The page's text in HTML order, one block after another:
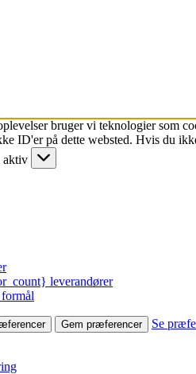
bruger vi teknologier som
ID'er på dette websted. Hvis du
aktiv
leverandører
Gem præferencer Se